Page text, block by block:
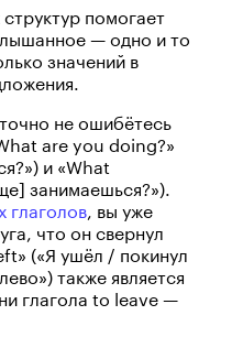
помогает
— одно и то
значений в
не ошибётесь
are you doing?»
и «What
занимаешься?»).
, вы уже
что он свернул
(«Я ушёл / покинул
также является
глагола to leave —